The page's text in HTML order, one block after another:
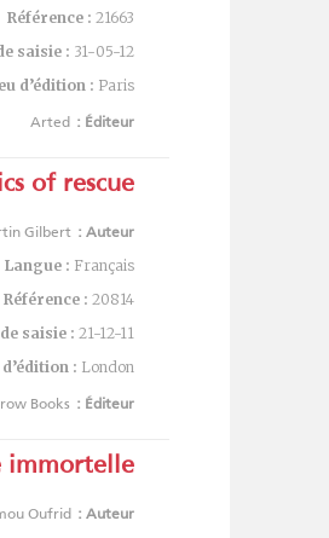
Référence : 21663
saisie : 31-05-12
d’édition : Paris
Éditeur :
Arted
of rescue
Auteur :
Gilbert
Langue : Français
Référence : 20814
saisie : 21-12-11
: London
Éditeur :
Books
immortelle
Auteur :
Oufrid